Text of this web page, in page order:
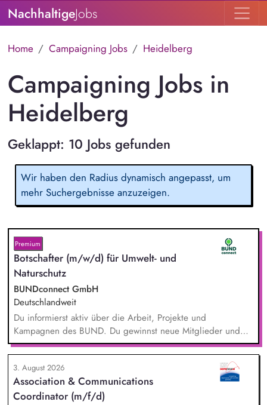
NachhaltigeJobs
Home Campaigning Jobs Heidelberg
Campaigning Jobs in
Heidelberg
Geklappt: 10 Jobs gefunden
Wir haben den Radius dynamisch angepasst, um
mehr Suchergebnisse anzuzeigen.
Premium
Botschafter (m/w/d) für Umwelt- und
Naturschutz
BUNDconnect GmbH
Deutschlandweit
Du informierst aktiv über die Arbeit, Projekte und
Kampagnen des BUND. Du gewinnst neue Mitglieder und
stärkst damit langfristig den Umwelt- und Naturschutz. Du
beantwortest Fragen zu Umwelt-, Arten- und Klimaschutz nach
bestem Wissen und Gewissen. Du unterstützt Kampagnen
und Aktionen, beispielsweise durch das Sammeln von
Unterschriften für Petitionen.
3. August 2026
Association & Communications
Coordinator (m/f/d)